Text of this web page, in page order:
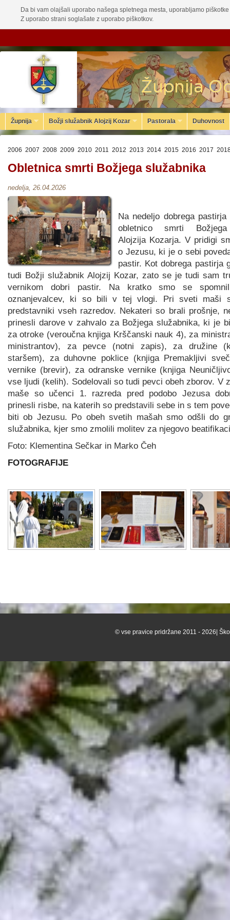
Da bi vam olajšali uporabo našega spletnega mesta, uporabljamo
Z uporabo strani soglašate z uporabo piškotkov.
Župnija Božji služabnik Alojzij Kozar Pastorala Duhovnost
2006 2007 2008 2009 2010 2011 2012 2013 2014 2015 2016 2017
Obletnica smrti Božjega služabnika
nedelja, 26.04.2026
Na nedeljo dobrega
obletnico smrti Božjega
Alojzija Kozarja. V pridigi
o Jezusu, ki je o sebi
pastir. Kot dobrega pastirja
tudi Božji služabnik Alojzij Kozar, zato se je tudi sam
vernikom dobri pastir. Na kratko smo se
oznanjevalcev, ki so bili v tej vlogi. Pri sveti maši
predstavniki vseh razredov. Nekateri so brali prošnje,
prinesli darove v zahvalo za Božjega služabnika, ki je
za otroke (veroučna knjiga Krščanski nauk 4), za
ministrantov), za pevce (notni zapis), za družine
staršem), za duhovne poklice (knjiga Premakljivi
vernike (brevir), za odranske vernike (knjiga
vse ljudi (kelih). Sodelovali so tudi pevci obeh zborov. V
maše so učenci 1. razreda pred podobo Jezusa
prinesli risbe, na katerih so predstavili sebe in s tem
biti ob Jezusu. Po obeh svetih mašah smo odšli do
služabnika, kjer smo zmolili molitev za njegovo
Foto: Klementina Sečkar in Marko Čeh
FOTOGRAFIJE
© vse pravice pridržane 2011 - 2026|